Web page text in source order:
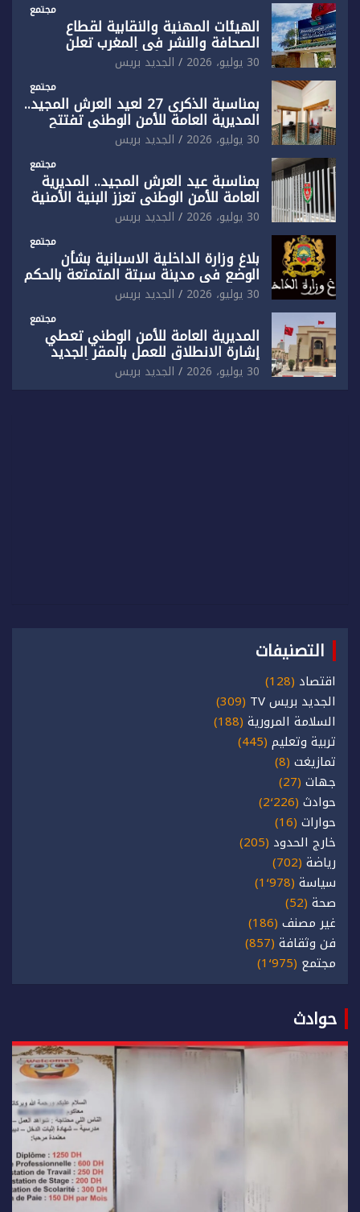
مجتمع
الهيئات المهنية والنقابية لقطاع
الصحافة والنشر في المغرب تعلن
رفضها القاطع لـ”أي أجندة انتخابية
مُعدة على مقاس سياسي ومصلحي
ضيق”
30 يوليو، 2026 الجديد بريس
مجتمع
بمناسبة الذكرى 27 لعيد العرش المجيد..
المديرية العامة للأمن الوطني تفتتح
المقر الجديد لفرقة الشرطة السياحية
بفاس30 يوليو، 2026 الجديد بريس
مجتمع
بمناسبة عيد العرش المجيد.. المديرية
العامة للأمن الوطني تعزز البنية الأمنية
بالناظور بإحداث فرقتين جديدتين
30 يوليو، 2026 الجديد بريس
مجتمع
بلاغ وزارة الداخلية الاسبانية بشأن
الوضع في مدينة سبتة المتمتعة بالحكم
الذاتي
30 يوليو، 2026 الجديد بريس
مجتمع
المديرية العامة للأمن الوطني تعطي
إشارة الانطلاق للعمل بالمقر الجديد
للدائرة الثالثة للشرطة بولاية أمن العيون
30 يوليو، 2026 الجديد بريس
التصنيفات
اقتصاد (128)
الجديد بريس TV
(309)
السلامة المرورية (188)
تربية وتعليم (445)
تمازيغت (8)
جهات (27)
حوادث (2٬226)
حوارات (16)
خارج الحدود (205)
رياضة (702)
سياسة (1٬978)
صحة (52)
غير مصنف (186)
فن وثقافة (857)
مجتمع (1٬975)
حوادث